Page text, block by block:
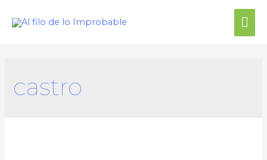
castro